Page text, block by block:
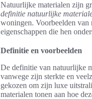
Natuurlijke materialen zijn
definitie natuurlijke
woningen. Voorbeelden van
eigenschappen die hen
Definitie en voorbeelden
De definitie van natuurlijke
vanwege zijn sterkte en
gekozen om zijn luxe
materialen tonen aan hoe